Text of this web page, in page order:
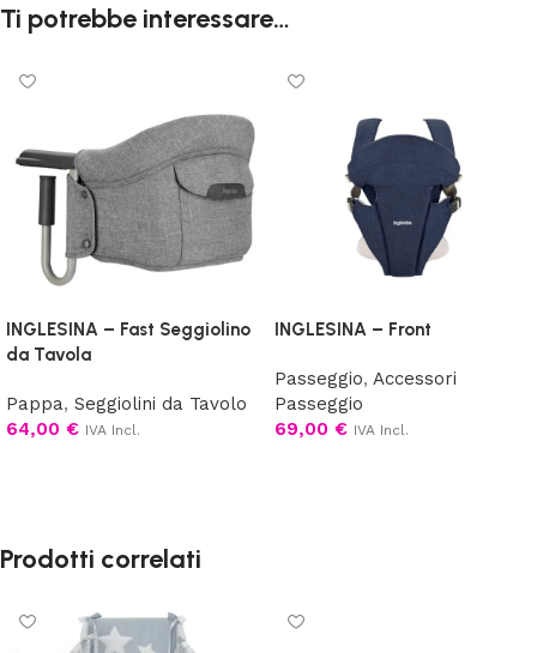
Ti potrebbe interessare…
INGLESINA – Fast Seggiolino
da Tavola
Pappa, Seggiolini da Tavolo
64,00 € IVA Incl.
INGLESINA – Front
Passeggio, Accessori
Passeggio
69,00 € IVA Incl.
Prodotti correlati